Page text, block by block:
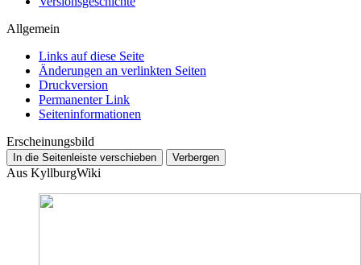
Allgemein
Links auf diese Seite
Änderungen an verlinkten Seiten
Druckversion
Permanenter Link
Seiten­­informationen
Erscheinungsbild
In die Seitenleiste verschieben Verbergen
Aus KyllburgWiki